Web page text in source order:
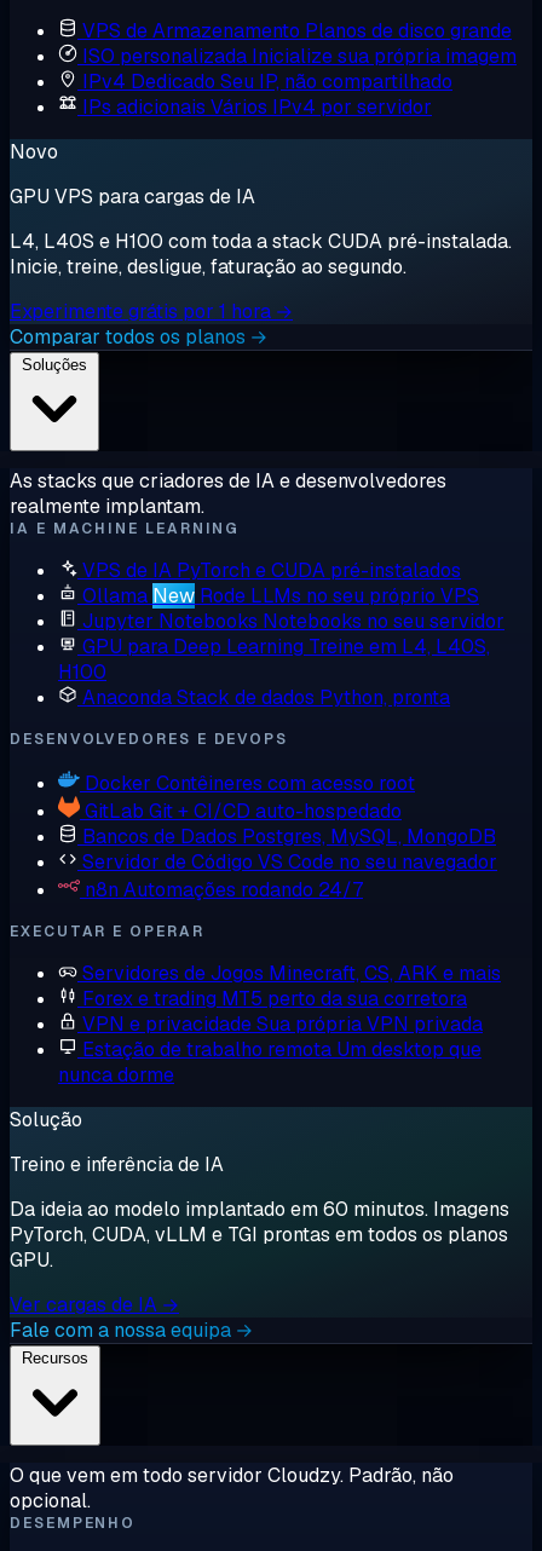
VPS de Armazenamento Planos de disco grande
ISO personalizada Inicialize sua própria imagem
IPv4 Dedicado Seu IP, não compartilhado
IPs adicionais Vários IPv4 por servidor
Novo
GPU VPS para cargas de IA
L4, L40S e H100 com toda a stack CUDA pré-instalada.
Inicie, treine, desligue, faturação ao segundo.
Experimente grátis por 1 hora →
Comparar todos os planos →
As stacks que criadores de IA e desenvolvedores
realmente implantam.
IA E MACHINE LEARNING
VPS de IA PyTorch e CUDA pré-instalados
Ollama New Rode LLMs no seu próprio VPS
Jupyter Notebooks Notebooks no seu servidor
GPU para Deep Learning Treine em L4, L40S,
H100
AnacondaStack de dados Python, pronta
DESENVOLVEDORES E DEVOPS
Docker Contêineres com acesso root
GitLab Git + CI/CD auto-hospedado
Bancos de Dados Postgres, MySQL, MongoDB
Servidor de Código VS Code no seu navegador
n8n Automações rodando 24/7
EXECUTAR E OPERAR
Servidores de Jogos Minecraft, CS, ARK e mais
Forex e trading MT5 perto da sua corretora
VPN e privacidadeSua própria VPN privada
Estação de trabalho remota Um desktop que
nunca dorme
Solução
Treino e inferência de IA
Da ideia ao modelo implantado em 60 minutos. Imagens
PyTorch, CUDA, vLLM e TGI prontas em todos os planos
GPU.
Ver cargas de IA →
Fale com a nossa equipa →
O que vem em todo servidor Cloudzy. Padrão, não
opcional.
DESEMPENHO